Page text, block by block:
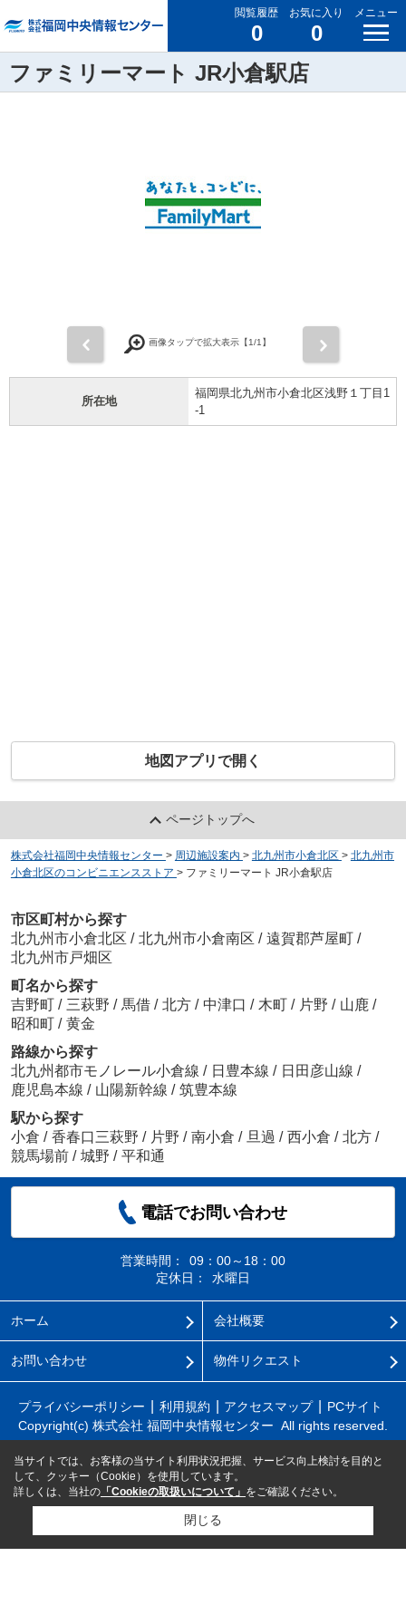
閲覧履歴
0
お気に入り
0
メニュー
ファミリーマート JR小倉駅店
画像タップで拡大表示【1/1】
所在地
福岡県北九州市小倉北区浅野１丁目1
-1
地図アプリで開く
ページトップへ
株式会社福岡中央情報センター > 周辺施設案内 > 北九州市小倉北区 > 北九州市
小倉北区のコンビニエンスストア > ファミリーマート JR小倉駅店
市区町村から探す
北九州市小倉北区 / 北九州市小倉南区 / 遠賀郡芦屋町 /
北九州市戸畑区
町名から探す
吉野町 / 三萩野 / 馬借 / 北方 / 中津口 / 木町 / 片野 / 山鹿 /
昭和町 / 黄金
路線から探す
北九州都市モノレール小倉線 / 日豊本線 / 日田彦山線 /
鹿児島本線 / 山陽新幹線 / 筑豊本線
駅から探す
小倉 / 香春口三萩野 / 片野 / 南小倉 / 旦過 / 西小倉 / 北方 /
競馬場前 / 城野 / 平和通
電話でお問い合わせ
営業時間：
09：00～18：00
定休日：
水曜日
ホーム 会社概要
お問い合わせ 物件リクエスト
プライバシーポリシー 利用規約 アクセスマップ
PCサイト
Copyright(c) 株式会社 福岡中央情報センター All rights reserved.
当サイトでは、お客様の当サイト利用状況把握、サービス向上検討を目的と
して、クッキー（Cookie）を使用しています。
詳しくは、当社の 「Cookieの取扱いについて」 をご確認ください。
閉じる